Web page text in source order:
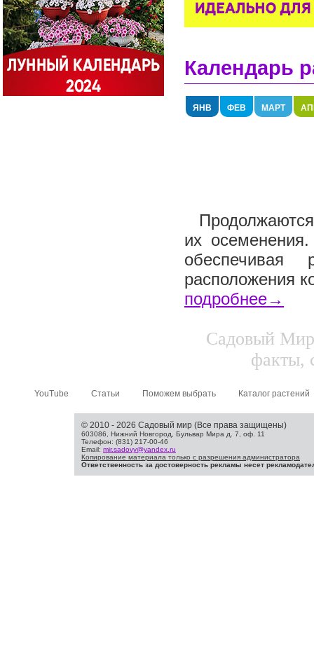
Календарь
ЯНВ ФЕВ МАРТ
их
обеспечивая
расположения
подробнее→
Садовый
факты,
YouTube Статьи Поможем выбрать Каталог растений
© 2010 - 2026 Садовый мир (Все права защищены)
603086, Нижний Новгород, Бульвар Мира д. 7, оф. 11
Телефон: (831) 217-00-46
Email: mir.sadovy@yandex.ru
Копирование материала только с разрешения администратора
Ответственность за достоверность рекламы несет